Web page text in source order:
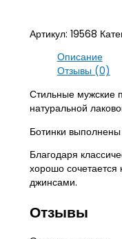
Артикул: 19568
Описание
Отзывы (0)
Стильные мужские
натуральной
Ботинки
Благодаря
хорошо сочетается
джинсами.
Отзывы